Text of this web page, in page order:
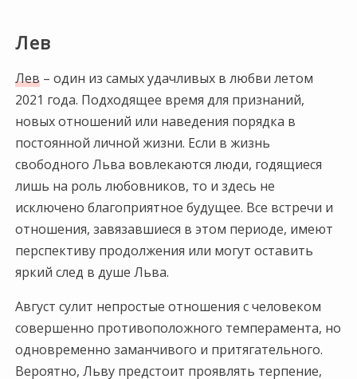
Лев
Лев – один из самых удачливых в любви летом
2021 года. Подходящее время для признаний,
новых отношений или наведения порядка в
постоянной личной жизни. Если в жизнь
свободного Льва вовлекаются люди, годящиеся
лишь на роль любовников, то и здесь не
исключено благоприятное будущее. Все встречи и
отношения, завязавшиеся в этом периоде, имеют
перспективу продолжения или могут оставить
яркий след в душе Льва.
Август сулит непростые отношения с человеком
совершенно противоположного темперамента, но
одновременно заманчивого и притягательного.
Вероятно, Льву предстоит проявлять терпение,